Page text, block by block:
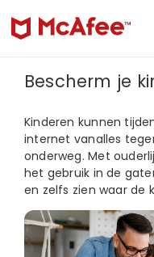
Bescherm je
Kinderen kunnen
internet vanalles
onderweg. Met
het gebruik in de
en zelfs zien waar de